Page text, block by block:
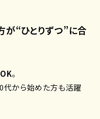
が“ひとりずつ”に合
。
代から始めた方も活躍